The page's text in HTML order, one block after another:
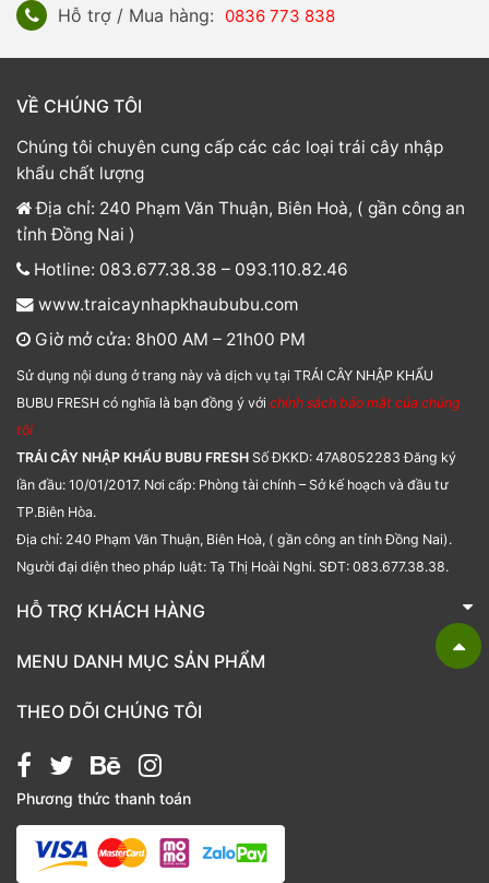
Hỗ trợ / Mua hàng: 0836 773 838
VỀ CHÚNG TÔI
Chúng tôi chuyên cung cấp các các loại trái cây nhập
khẩu chất lượng
Địa chỉ: 240 Phạm Văn Thuận, Biên Hoà, ( gần công an
tỉnh Đồng Nai )
Hotline: 083.677.38.38 – 093.110.82.46
www.traicaynhapkhaububu.com
Giờ mở cửa: 8h00 AM – 21h00 PM
Sử dụng nội dung ở trang này và dịch vụ tại TRÁI CÂY NHẬP KHẨU
BUBU FRESH có nghĩa là bạn đồng ý với chính sách bảo mật của chúng
tôi
TRÁI CÂY NHẬP KHẨU BUBU FRESH Số ĐKKD: 47A8052283 Đăng ký
lần đầu: 10/01/2017. Nơi cấp: Phòng tài chính – Sở kế hoạch và đầu tư
TP.Biên Hòa.
Địa chỉ: 240 Phạm Văn Thuận, Biên Hoà, ( gần công an tỉnh Đồng Nai).
Người đại diện theo pháp luật: Tạ Thị Hoài Nghi. SĐT: 083.677.38.38.
HỖ TRỢ KHÁCH HÀNG
TRÁI CÂY NHẬP KHẨU BUBU FRESH
MENU DANH MỤC SẢN PHẨM
Bánh kẹo
Giỏ quà tặng
Hạt chia
Hạt dẻ cười
Hạt hạnh nhân
THEO DÕI CHÚNG TÔI
Phương thức thanh toán